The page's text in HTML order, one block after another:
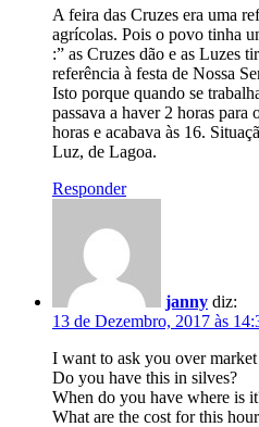
A feira das Cruzes era uma
agrícolas. Pois o povo tinha
:” as Cruzes dão e as Luzes
referência à festa de Nossa
Isto porque quando se
passava a haver 2 horas para
horas e acabava às 16.
Luz, de Lagoa.
Responder
janny diz:
13 de Dezembro, 2017 às
I want to ask you over
Do you have this in silves?
When do you have where is
What are the cost for this